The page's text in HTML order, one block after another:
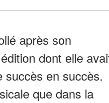
après son
dont elle
succès en succès.
que dans la